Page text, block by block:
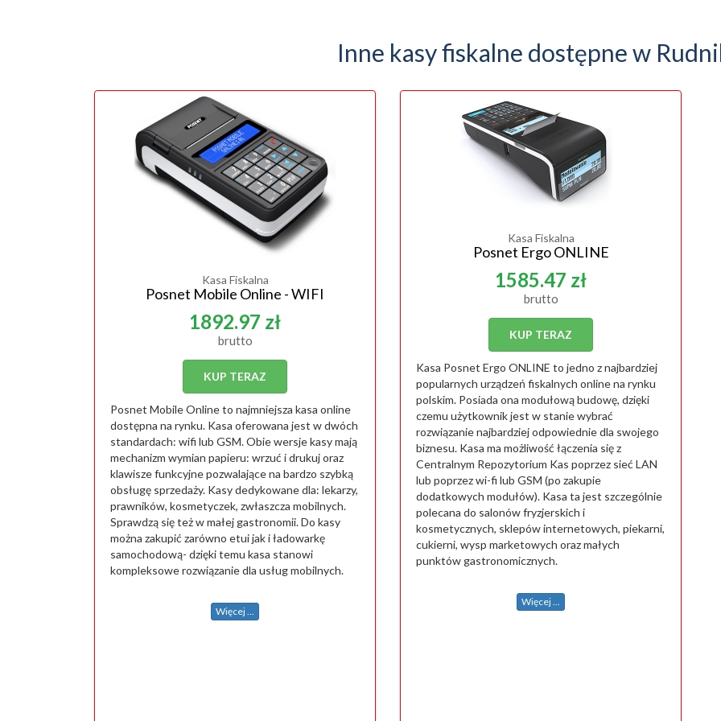
Inne kasy fiskalne dostępne w
Kasa Fiskalna
Posnet Mobile Online - WIFI
1892.97 zł
brutto
KUP TERAZ
Posnet Mobile Online to najmniejsza kasa online
dostępna na rynku. Kasa oferowana jest w dwóch
standardach: wifi lub GSM. Obie wersje kasy mają
mechanizm wymian papieru: wrzuć i drukuj oraz
klawisze funkcyjne pozwalające na bardzo szybką
obsługę sprzedaży. Kasy dedykowane dla: lekarzy,
prawników, kosmetyczek, zwłaszcza mobilnych.
Sprawdzą się też w małej gastronomii. Do kasy
można zakupić zarówno etui jak i ładowarkę
samochodową- dzięki temu kasa stanowi
kompleksowe rozwiązanie dla usług mobilnych.
Więcej ...
Kasa Fiskalna
Posnet Ergo ONLINE
1585.47 zł
brutto
KUP TERAZ
Kasa Posnet Ergo ONLINE to jedno z najbardziej
popularnych urządzeń fiskalnych online na rynku
polskim. Posiada ona modułową budowę, dzięki
czemu użytkownik jest w stanie wybrać
rozwiązanie najbardziej odpowiednie dla swojego
biznesu. Kasa ma możliwość łączenia się z
Centralnym Repozytorium Kas poprzez sieć LAN
lub poprzez wi-fi lub GSM (po zakupie
dodatkowych modułów). Kasa ta jest szczególnie
polecana do salonów fryzjerskich i
kosmetycznych, sklepów internetowych, piekarni,
cukierni, wysp marketowych oraz małych
punktów gastronomicznych.
Więcej ...